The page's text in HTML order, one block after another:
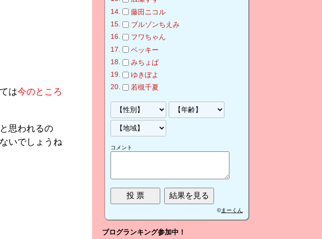
は今のところ
思われるの
いでしょうね
藤田ニコル
ブルゾンちえみ
フワちゃん
ベッキー
みちょぱ
ゆきぽよ
若槻千夏
コメント
©まーくん
ブログランキング参加中！